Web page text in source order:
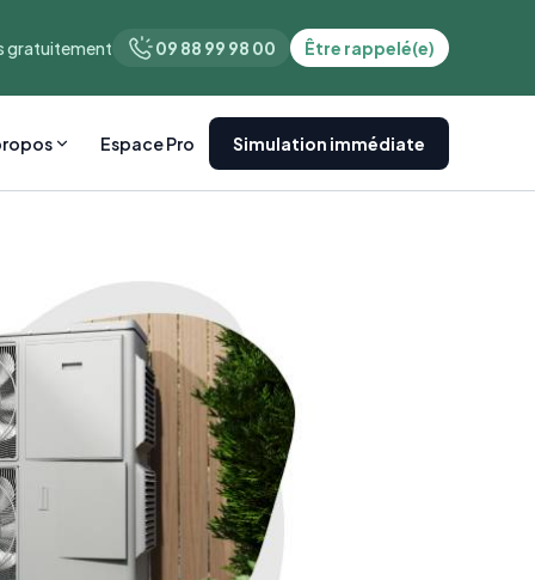
gratuitement 09 88 99 98 00 Être rappelé(e)
Espace Pro Simulation immédiate